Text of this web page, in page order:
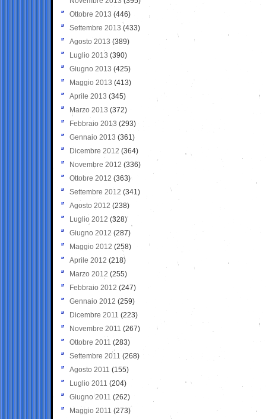
Ottobre 2013 (446)
Settembre 2013 (433)
Agosto 2013 (389)
Luglio 2013 (390)
Giugno 2013 (425)
Maggio 2013 (413)
Aprile 2013 (345)
Marzo 2013 (372)
Febbraio 2013 (293)
Gennaio 2013 (361)
Dicembre 2012 (364)
Novembre 2012 (336)
Ottobre 2012 (363)
Settembre 2012 (341)
Agosto 2012 (238)
Luglio 2012 (328)
Giugno 2012 (287)
Maggio 2012 (258)
Aprile 2012 (218)
Marzo 2012 (255)
Febbraio 2012 (247)
Gennaio 2012 (259)
Dicembre 2011 (223)
Novembre 2011 (267)
Ottobre 2011 (283)
Settembre 2011 (268)
Agosto 2011 (155)
Luglio 2011 (204)
Giugno 2011 (262)
Maggio 2011 (273)